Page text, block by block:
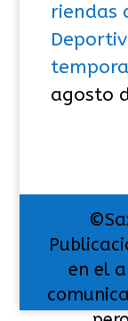
riendas
agosto
en el